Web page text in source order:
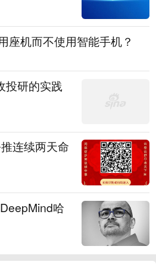
座机而不使用智能手机？
投研的实践
连续两天命
哈